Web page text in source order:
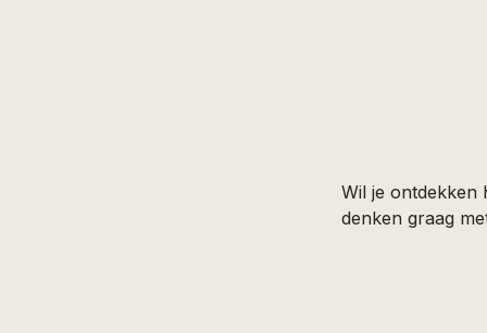
Wil je ontdekken
denken graag